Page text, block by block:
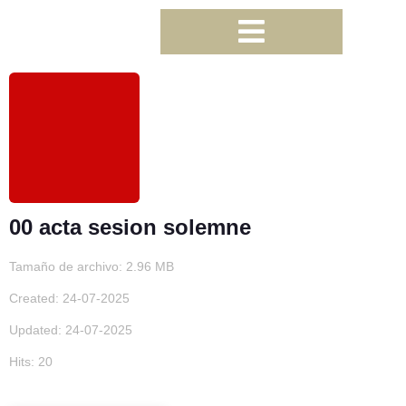
00 acta sesion solemne
Tamaño de archivo: 2.96 MB
Created: 24-07-2025
Updated: 24-07-2025
Hits: 20